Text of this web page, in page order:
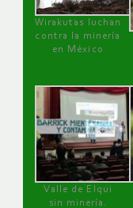
Wirakutas luchan
contra la minería
en México
Valle de Elqui
sin minería.